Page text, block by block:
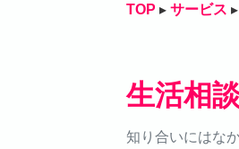
TOP ▸ サービス ▸
生活相
知り合いにはな